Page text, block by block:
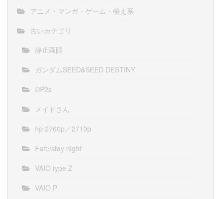
アニメ・マンガ・ゲーム・萌え系
古いカテゴリ
静止画眼
ガンダムSEED&SEED DESTINY
DP2s
メイドさん
hp 2760p／2710p
Fate/stay night
VAIO type Z
VAIO P